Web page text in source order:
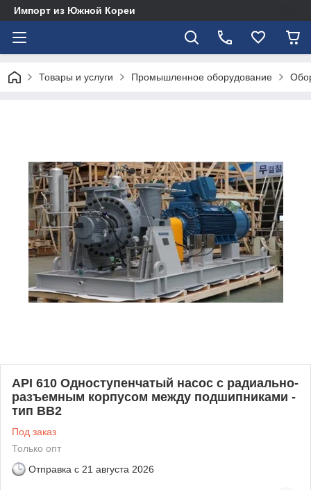
Импорт из Южной Кореи
Товары и услуги Промышленное оборудование
API 610 Одноступенчатый насос с радиально-
разъемным корпусом между подшипниками -
тип ВВ2
Под заказ
Только опт
Отправка с 21 августа 2026